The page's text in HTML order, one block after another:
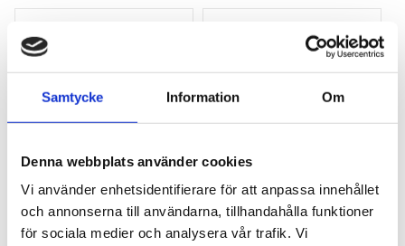
Samtycke Information Om
Denna webbplats använder cookies
Vi använder enhetsidentifierare för att anpassa innehållet
och annonserna till användarna, tillhandahålla funktioner
för sociala medier och analysera vår trafik. Vi
THULE CLAMP EVO 4-
PACK 710500
THULE CLAMP EDGE 4-
PACK 720500
Lägg